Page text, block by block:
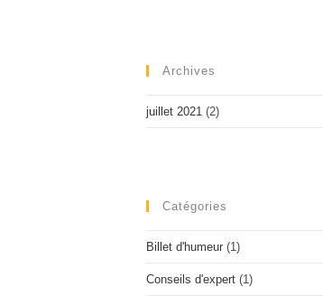
Archives
juillet 2021 (2)
Catégories
Billet d'humeur (1)
Conseils d'expert (1)